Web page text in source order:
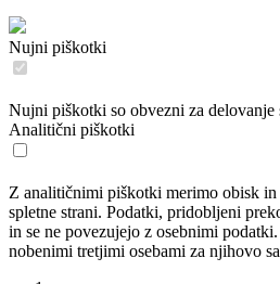
Nujni piškotki
Nujni piškotki so obvezni za delovanje
Analitični piškotki
Z analitičnimi piškotki merimo obisk in
spletne strani. Podatki, pridobljeni
in se ne povezujejo z osebnimi
nobenimi tretjimi osebami za njihovo